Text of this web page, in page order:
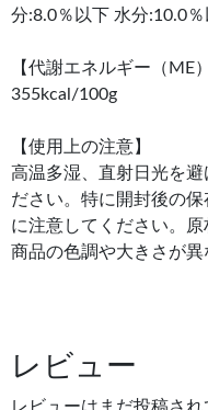
分:8.0％以下 水分:10.0％
【代謝エネルギー（ME）
355kcal/100g
【使用上の注意】
高温多湿、直射日光を
ださい。特に開封後の
に注意してください。
商品の色調や大きさが異
レビュー